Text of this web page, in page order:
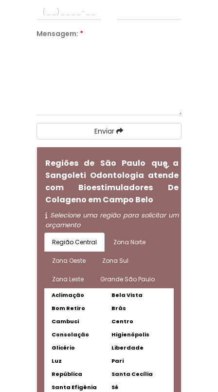
Mensagem: *
Enviar
Regiões de São Paulo que a
Sangoleti Odontologia atende
com Bioestimuladores De
Colageno em Campo Belo
Selecione uma região para solicitar um
orçamento
Região Central Zona Norte
Zona Oeste Zona Sul
Zona Leste Grande São Paulo
Aclimação
Bela Vista
Bom Retiro
Brás
Cambuci
Centro
Consolação
Higienópolis
Glicério
Liberdade
Luz
Pari
República
Santa Cecília
Santa Efigênia
Sé